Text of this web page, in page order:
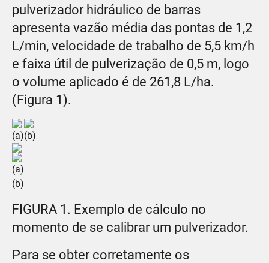
pulverizador hidráulico de barras
apresenta vazão média das pontas de 1,2
L/min, velocidade de trabalho de 5,5 km/h
e faixa útil de pulverização de 0,5 m, logo
o volume aplicado é de 261,8 L/ha.
(Figura 1).
(a)(b)
(a)
(b)
FIGURA 1. Exemplo de cálculo no
momento de se calibrar um pulverizador.
Para se obter corretamente os